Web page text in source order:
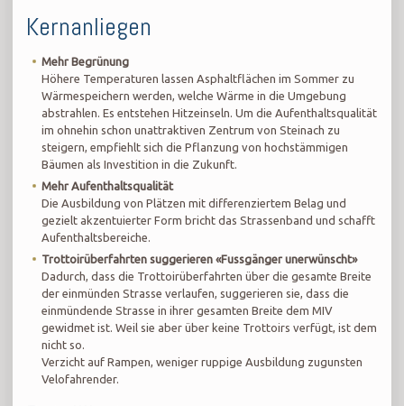
Kernanliegen
Mehr Begrünung
Höhere Temperaturen lassen Asphaltflächen im Sommer zu
Wärmespeichern werden, welche Wärme in die Umgebung
abstrahlen. Es entstehen Hitzeinseln. Um die Aufenthaltsqualität
im ohnehin schon unattraktiven Zentrum von Steinach zu
steigern, empfiehlt sich die Pflanzung von hochstämmigen
Bäumen als Investition in die Zukunft.
Mehr Aufenthaltsqualität
Die Ausbildung von Plätzen mit differenziertem Belag und
gezielt akzentuierter Form bricht das Strassenband und schafft
Aufenthaltsbereiche.
Trottoirüberfahrten suggerieren «Fussgänger unerwünscht»
Dadurch, dass die Trottoirüberfahrten über die gesamte Breite
der einmünden Strasse verlaufen, suggerieren sie, dass die
einmündende Strasse in ihrer gesamten Breite dem MIV
gewidmet ist. Weil sie aber über keine Trottoirs verfügt, ist dem
nicht so.
Verzicht auf Rampen, weniger ruppige Ausbildung zugunsten
Velofahrender.